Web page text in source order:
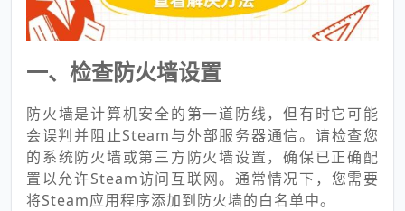
一、检查防火墙设置
防火墙是计算机安全的第一道防线，但有时它可能
会误判并阻止Steam与外部服务器通信。请检查您
的系统防火墙或第三方防火墙设置，确保已正确配
置以允许Steam访问互联网。通常情况下，您需要
将Steam应用程序添加到防火墙的白名单中。